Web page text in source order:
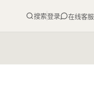
搜索登录 在线客服